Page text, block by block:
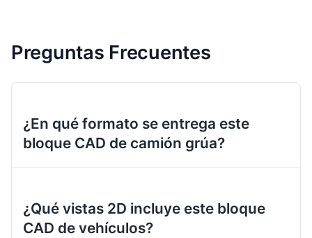
Preguntas Frecuentes
¿En qué formato se entrega este
bloque CAD de camión grúa?
¿Qué vistas 2D incluye este bloque
CAD de vehículos?